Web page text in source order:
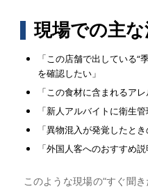
現場での主
「この店舗で出している“
を確認したい」
「この食材に含まれるア
「新人アルバイトに衛生
「異物混入が発覚したと
「外国人客へのおすすめ
このような現場の“すぐ聞